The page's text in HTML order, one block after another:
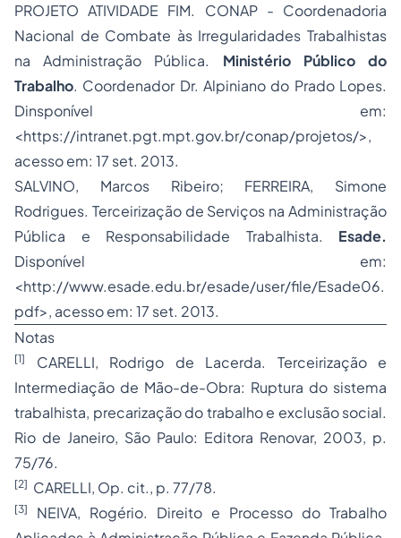
PROJETO ATIVIDADE FIM. CONAP - Coordenadoria
Nacional de Combate às Irregularidades Trabalhistas
na Administração Pública. Ministério Público do
Trabalho. Coordenador Dr. Alpiniano do Prado Lopes.
Dinsponível em:
<https://intranet.pgt.mpt.gov.br/conap/projetos/>,
acesso em: 17 set. 2013.
SALVINO, Marcos Ribeiro; FERREIRA, Simone
Rodrigues. Terceirização de Serviços na Administração
Pública e Responsabilidade Trabalhista. Esade.
Disponível em:
<http://www.esade.edu.br/esade/user/file/Esade06.
pdf>, acesso em: 17 set. 2013.
Notas
[1]
CARELLI, Rodrigo de Lacerda. Terceirização e
Intermediação de Mão-de-Obra: Ruptura do sistema
trabalhista, precarização do trabalho e exclusão social.
Rio de Janeiro, São Paulo: Editora Renovar, 2003, p.
75/76.
[2] CARELLI, Op. cit., p. 77/78.
[3]
NEIVA, Rogério. Direito e Processo do Trabalho